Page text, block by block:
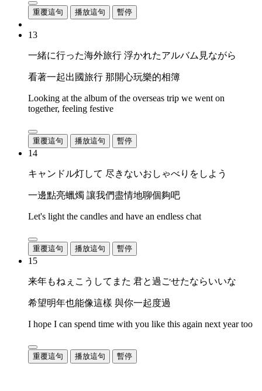
重覆這句 播放這句 暫停
13
一緒に行った海外旅行 浮かれたアルバム見ながら
看著一起出國旅行 那開心玩樂的相簿
Looking at the album of the overseas trip we went on
together, feeling festive
重覆這句 播放這句 暫停
14
キャンドル灯して 尽きないおしゃべりをしよう
一邊點亮蠟燭 讓我們盡情地聊個夠吧
Let's light the candles and have an endless chat
重覆這句 播放這句 暫停
15
来年もねぇこうしてまた 君と過ごせたならいいな
希望明年也能像這樣 與你一起度過
I hope I can spend time with you like this again next year too
重覆這句 播放這句 暫停